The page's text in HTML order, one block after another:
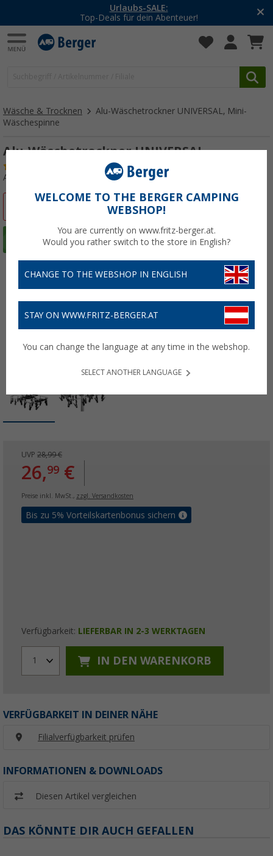
Urlaubs-SALE:
Top-Deals für dein Abenteuer!
Wäsche & Trocknen
Alu-Wäschetrockner UNIVERSAL, Mini-
Wäschespinne
Alu-Wäschetrockner UNIVERSAL
Art.-Nr.: 418880
UVP 28,99 €
26,99 €
Preise inkl. MwSt., zzgl. Versandkosten
Bis zu 5% Vorteilskartenbonus sichern
Verfügbarkeit: LIEFERBAR IN 2-3 WERKTAGEN
1 IN DEN WARENKORB
VERFÜGBARKEIT IN DEINER NÄHE
Filialverfügbarkeit prüfen
INFORMATIONEN & DOWNLOADS
Diesen Artikel vergleichen
DAS KÖNNTE DIR AUCH GEFALLEN
WELCOME TO THE BERGER CAMPING
WEBSHOP!
You are currently on www.fritz-berger.at.
Would you rather switch to the store in English?
CHANGE TO THE WEBSHOP IN ENGLISH
STAY ON WWW.FRITZ-BERGER.AT
You can change the language at any time in the webshop.
SELECT ANOTHER LANGUAGE